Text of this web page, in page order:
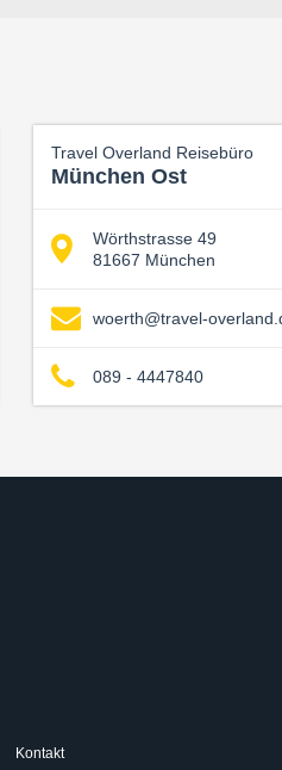
Travel Overland Reisebüro
München Ost
Wörthstrasse 49
81667 München
woerth@travel-
089 - 4447840
Kontakt